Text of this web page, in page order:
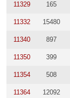
11329 165
11332 15480
11340 897
11350 399
11354 508
11364 12092